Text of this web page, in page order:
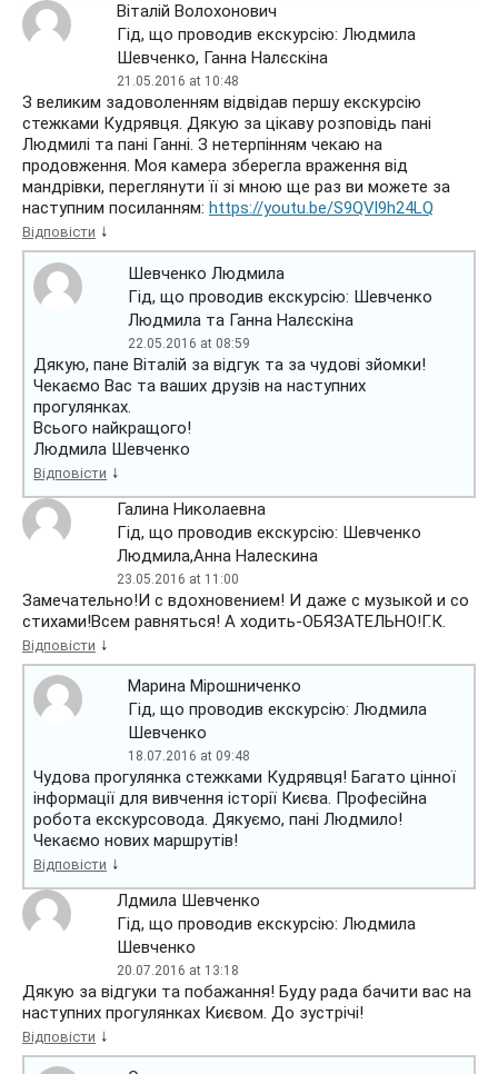
Віталій Волохонович
Гід, що проводив екскурсію: Людмила
Шевченко, Ганна Налєскіна
21.05.2016 at 10:48
З великим задоволенням відвідав першу екскурсію
стежками Кудрявця. Дякую за цікаву розповідь пані
Людмилі та пані Ганні. З нетерпінням чекаю на
продовження. Моя камера зберегла враження від
мандрівки, переглянути її зі мною ще раз ви можете за
наступним посиланням: https://youtu.be/S9QVl9h24LQ
Відповісти ↓
Шевченко Людмила
Гід, що проводив екскурсію: Шевченко
Людмила та Ганна Налєскіна
22.05.2016 at 08:59
Дякую, пане Віталій за відгук та за чудові зйомки!
Чекаємо Вас та ваших друзів на наступних
прогулянках.
Всього найкращого!
Людмила Шевченко
Відповісти ↓
Галина Николаевна
Гід, що проводив екскурсію: Шевченко
Людмила,Анна Налескина
23.05.2016 at 11:00
Замечательно!И с вдохновением! И даже с музыкой и со
стихами!Всем равняться! А ходить-ОБЯЗАТЕЛЬНО!Г.К.
Відповісти ↓
Марина Мірошниченко
Гід, що проводив екскурсію: Людмила
Шевченко
18.07.2016 at 09:48
Чудова прогулянка стежками Кудрявця! Багато цінної
інформації для вивчення історії Києва. Професійна
робота екскурсовода. Дякуємо, пані Людмило!
Чекаємо нових маршрутів!
Відповісти ↓
Лдмила Шевченко
Гід, що проводив екскурсію: Людмила
Шевченко
20.07.2016 at 13:18
Дякую за відгуки та побажання! Буду рада бачити вас на
наступних прогулянках Києвом. До зустрічі!
Відповісти ↓